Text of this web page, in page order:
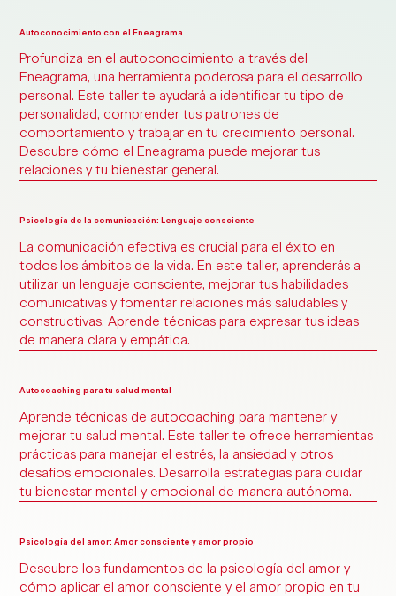
Autoconocimiento con el Eneagrama
Profundiza en el autoconocimiento a través del
Eneagrama, una herramienta poderosa para el desarrollo
personal. Este taller te ayudará a identificar tu tipo de
personalidad, comprender tus patrones de
comportamiento y trabajar en tu crecimiento personal.
Descubre cómo el Eneagrama puede mejorar tus
relaciones y tu bienestar general.
Psicología de la comunicación: Lenguaje consciente
La comunicación efectiva es crucial para el éxito en
todos los ámbitos de la vida. En este taller, aprenderás a
utilizar un lenguaje consciente, mejorar tus habilidades
comunicativas y fomentar relaciones más saludables y
constructivas. Aprende técnicas para expresar tus ideas
de manera clara y empática.
Autocoaching para tu salud mental
Aprende técnicas de autocoaching para mantener y
mejorar tu salud mental. Este taller te ofrece herramientas
prácticas para manejar el estrés, la ansiedad y otros
desafíos emocionales. Desarrolla estrategias para cuidar
tu bienestar mental y emocional de manera autónoma.
Psicología del amor: Amor consciente y amor propio
Descubre los fundamentos de la psicología del amor y
cómo aplicar el amor consciente y el amor propio en tu